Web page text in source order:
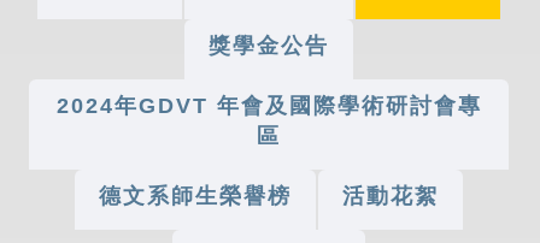
獎學金公告
2024年GDVT 年會及國際學術研討會專
區
德文系師生榮譽榜 活動花絮